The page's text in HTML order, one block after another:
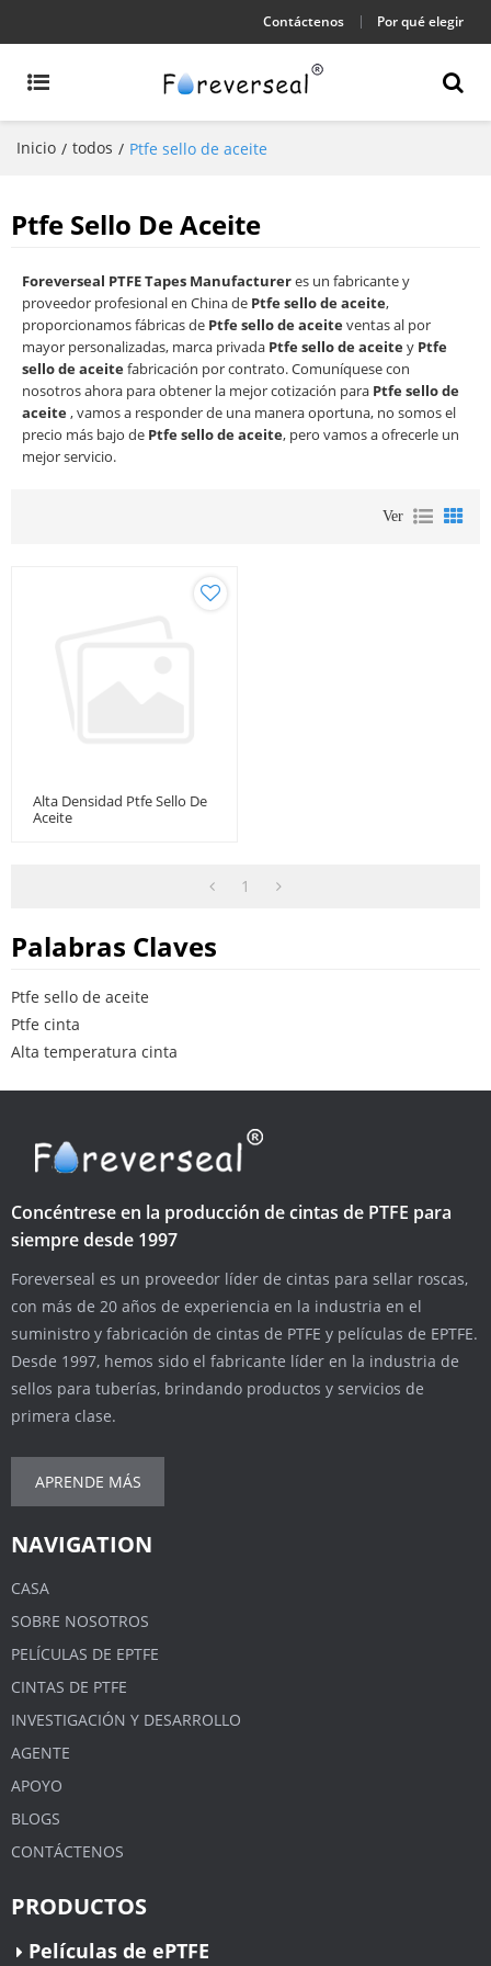
Contáctenos Por qué elegir
Inicio / todos / Ptfe sello de aceite
Ptfe Sello De Aceite
Foreverseal PTFE Tapes Manufactureres un fabricante y
proveedor profesional en China de Ptfe sello de aceite,
proporcionamos fábricas de Ptfe sello de aceiteventas al por
mayor personalizadas, marca privada Ptfe sello de aceitey Ptfe
sello de aceitefabricación por contrato. Comuníquese con
nosotros ahora para obtener la mejor cotización para Ptfe sello de
aceite, vamos a responder de una manera oportuna, no somos el
precio más bajo de Ptfe sello de aceite, pero vamos a ofrecerle un
mejor servicio.
Ver
Alta Densidad Ptfe Sello De
Aceite
1
Palabras Claves
Ptfe sello de aceite
Ptfe cinta
Alta temperatura cinta
Concéntrese en la producción de cintas de PTFE para
siempre desde 1997
Foreverseal es un proveedor líder de cintas para sellar roscas,
con más de 20 años de experiencia en la industria en el
suministro y fabricación de cintas de PTFE y películas de EPTFE.
Desde 1997, hemos sido el fabricante líder en la industria de
sellos para tuberías, brindando productos y servicios de
primera clase.
APRENDE MÁS
NAVIGATION
CASA
SOBRE NOSOTROS
PELÍCULAS DE EPTFE
CINTAS DE PTFE
INVESTIGACIÓN Y DESARROLLO
AGENTE
APOYO
BLOGS
CONTÁCTENOS
PRODUCTOS
Películas de ePTFE